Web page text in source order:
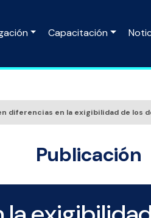
Capacitación
diferencias en la exigibilidad de los
Publicación